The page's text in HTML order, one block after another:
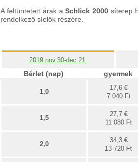
A feltüntetett árak aSchlick 2000 síterep
rendelkező síelők részére.
2019.nov.30-dec.21.
Bérlet (nap) gyermek
1,0
17,6 €
7 040 Ft
1,5
27,7 €
11 080 Ft
2,0
34,3 €
13 720 Ft